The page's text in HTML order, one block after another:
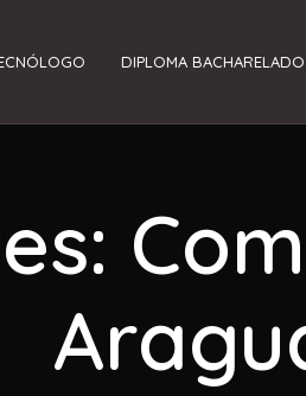
DIPLOMA BACHARELADO